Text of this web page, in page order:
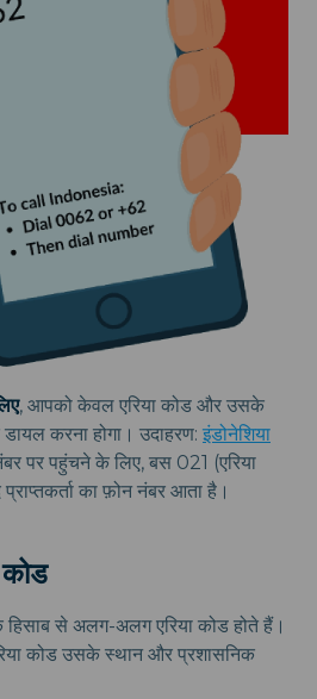
, आपको केवल एरिया कोड और उसके
डायल करना होगा। उदाहरण: इंडोनेशिया
पर पहुंचने के लिए, बस 021 (एरिया
का फ़ोन नंबर आता है।
कोड
हिसाब से अलग-अलग एरिया कोड होते हैं।
कोड उसके स्थान और प्रशासनिक